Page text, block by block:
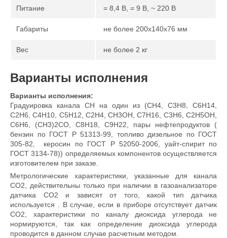
Питание = 8,4 В, = 9 В, ~ 220 В
Габариты не более 200x140x76 мм
Вес не более 2 кг
Варианты исполнения
Варианты исполнения:
Градуировка канала СН на один из (CH4, C3H8, C6H14,
C2H6, C4H10, C5H12, C2H4, CH3OH, C7H16, C3H6, C2H5OH,
C6H6, (CH3)2CO, C8H18, C9H22, пары нефтепродуктов (
бензин по ГОСТ Р 51313-99, топливо дизельное по ГОСТ
305-82, керосин по ГОСТ Р 52050-2006, уайт-спирит по
ГОСТ 3134-78)) определяемых компонентов осуществляется
изготовителем при заказе.
Метрологические характеристики, указанные для канала
СО2, действительны только при наличии в газоанализаторе
датчика СO2 и зависят от того, какой тип датчика
используется . В случае, если в приборе отсутствует датчик
СО2, характеристики по каналу диоксида углерода не
нормируются, так как определение диоксида углерода
проводится в данном случае расчетным методом.